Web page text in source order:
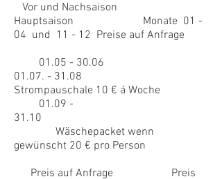
Vor und Nachsaison
Hauptsaison Monate 01 -
04 und 11 - 12 Preise auf Anfrage
01.05 - 30.06
01.07. - 31.08
Strompauschale 10 € á Woche
01.09 -
31.10
Wäschepacket wenn
gewünscht 20 € pro Person
Preis auf Anfrage Preis